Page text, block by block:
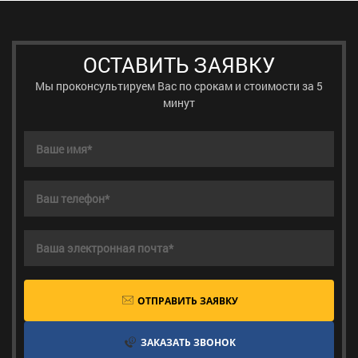
ОСТАВИТЬ ЗАЯВКУ
Мы проконсультируем Вас по срокам и стоимости за 5
минут
ОТПРАВИТЬ ЗАЯВКУ
ЗАКАЗАТЬ ЗВОНОК